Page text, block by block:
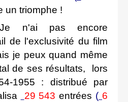
un triomphe !
n'ai pas encore
de l'exclusivité du film
je peux quand même
de ses résultats, lors
1955 : distribué par
29 543 entrées ( 6